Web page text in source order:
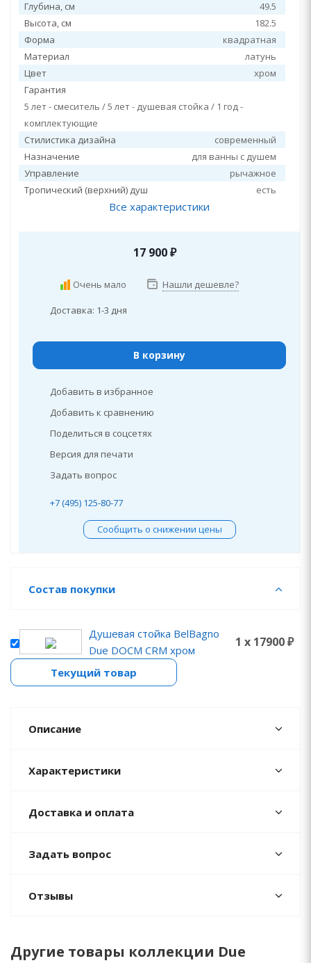
Глубина, см
49.5
Высота, см
182.5
Форма
квадратная
Материал
латунь
Цвет
хром
Гарантия
5 лет - смеситель / 5 лет - душевая стойка / 1 год -
комплектующие
Стилистика дизайна
современный
Назначение
для ванны с душем
Управление
рычажное
Тропический (верхний) душ
есть
Все характеристики
17 900₽
Очень мало Нашли дешевле?
Доставка: 1-3 дня
В корзину
Добавить в избранное
Добавить к сравнению
Поделиться в соцсетях
Версия для печати
Задать вопрос
+7 (495) 125-80-77
Сообщить о снижении цены
Состав покупки
Душевая стойка BelBagno
Due DOCM CRM хром
1 x 17900 ₽
Текущий товар
Описание
Характеристики
Доставка и оплата
Задать вопрос
Отзывы
Другие товары коллекции Due